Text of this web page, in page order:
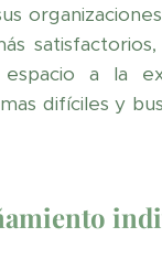
espacio a la
difíciles y